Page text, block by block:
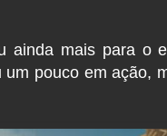
ainda mais para o
pouco em ação,